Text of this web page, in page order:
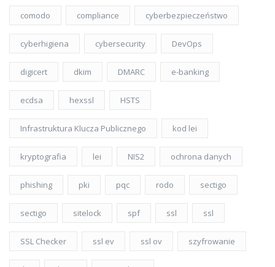
comodo compliance cyberbezpieczeństwo
cyberhigiena cybersecurity DevOps
digicert dkim DMARC e-banking
ecdsa hexssl HSTS
Infrastruktura Klucza Publicznego kod lei
kryptografia lei NIS2 ochrona danych
phishing pki pqc rodo sectigo
sectigo sitelock spf ssl ssl
SSL Checker ssl ev ssl ov szyfrowanie